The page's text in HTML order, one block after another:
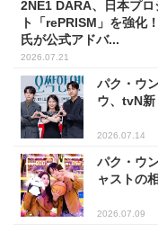
2NE1 DARA、日本プロ
ト「rePRISM」を強化
氏が公式アドバ...
2026.07.21
パク・ウ
ウ、tvN新
2026.07.14
パク・ウ
ャストの
2026.07.09